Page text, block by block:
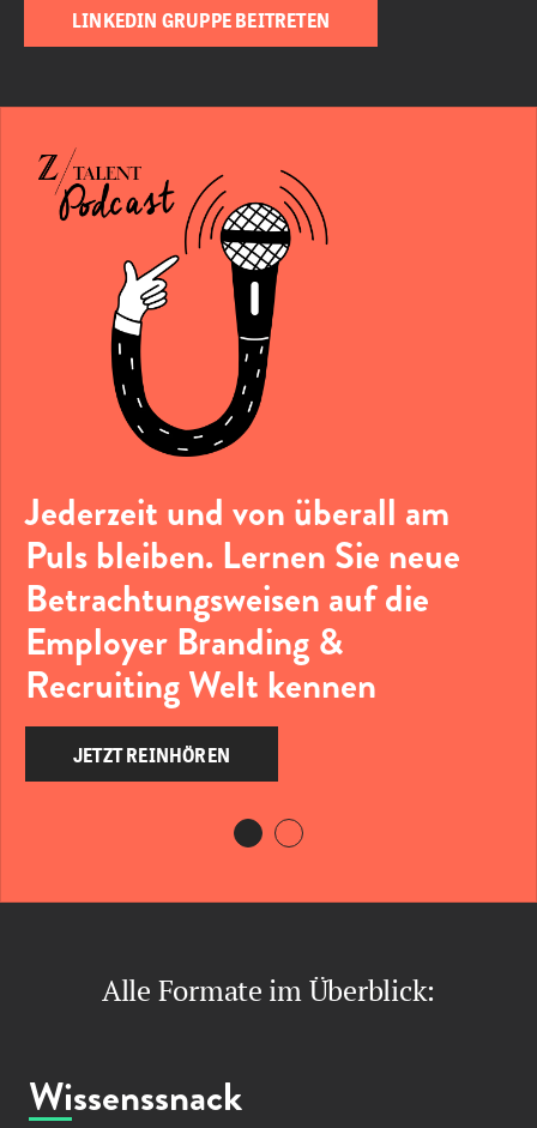
LINKEDIN GRUPPE BEITRETEN
Jederzeit und von überall am
Puls bleiben. Lernen Sie neue
Betrachtungsweisen auf die
Employer Branding &
Recruiting Welt kennen
JETZT REINHÖREN
Alle Formate im Überblick:
Wissenssnack